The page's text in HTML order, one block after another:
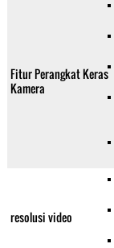
Fitur Perangkat Keras
Kamera
resolusi video